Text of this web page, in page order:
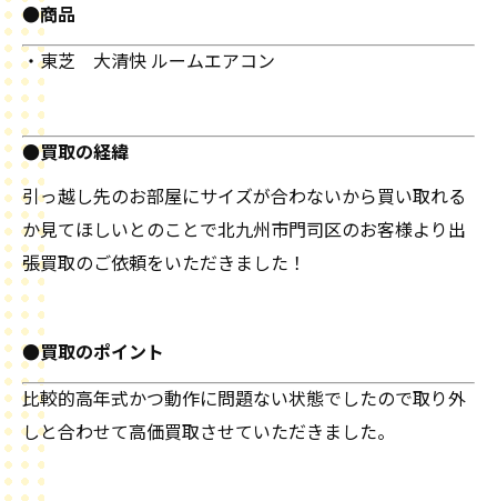
●商品
・東芝 大清快 ルームエアコン
●買取の経緯
引っ越し先のお部屋にサイズが合わないから買い取れる
か見てほしいとのことで北九州市門司区のお客様より出
張買取のご依頼をいただきました！
●買取のポイント
比較的高年式かつ動作に問題ない状態でしたので取り外
しと合わせて高価買取させていただきました。